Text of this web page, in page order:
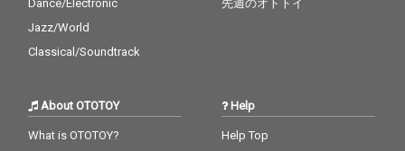
Dance/Electronic
Jazz/World
Classical/Soundtrack
先週のオトトイ
About OTOTOY
What is OTOTOY?
Help
Help Top